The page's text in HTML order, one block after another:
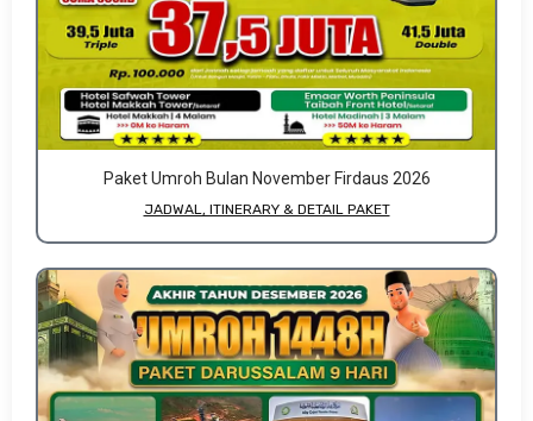
Paket Umroh Bulan November Firdaus 2026
JADWAL, ITINERARY & DETAIL PAKET